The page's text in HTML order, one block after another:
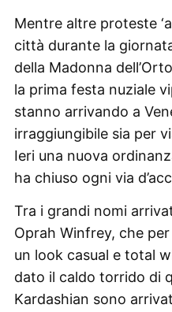
Mentre altre proteste
città durante la
della Madonna
la prima festa nuziale
stanno arrivando a
irraggiungibile sia per
Ieri una nuova
ha chiuso ogni via
Tra i grandi nomi
Oprah Winfrey, che
un look casual e total
dato il caldo torrido di
Kardashian sono